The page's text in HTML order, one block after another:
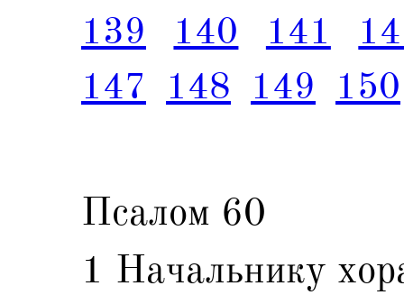
139
140 141
147
148 149 150
Псалом 60
1 Начальнику